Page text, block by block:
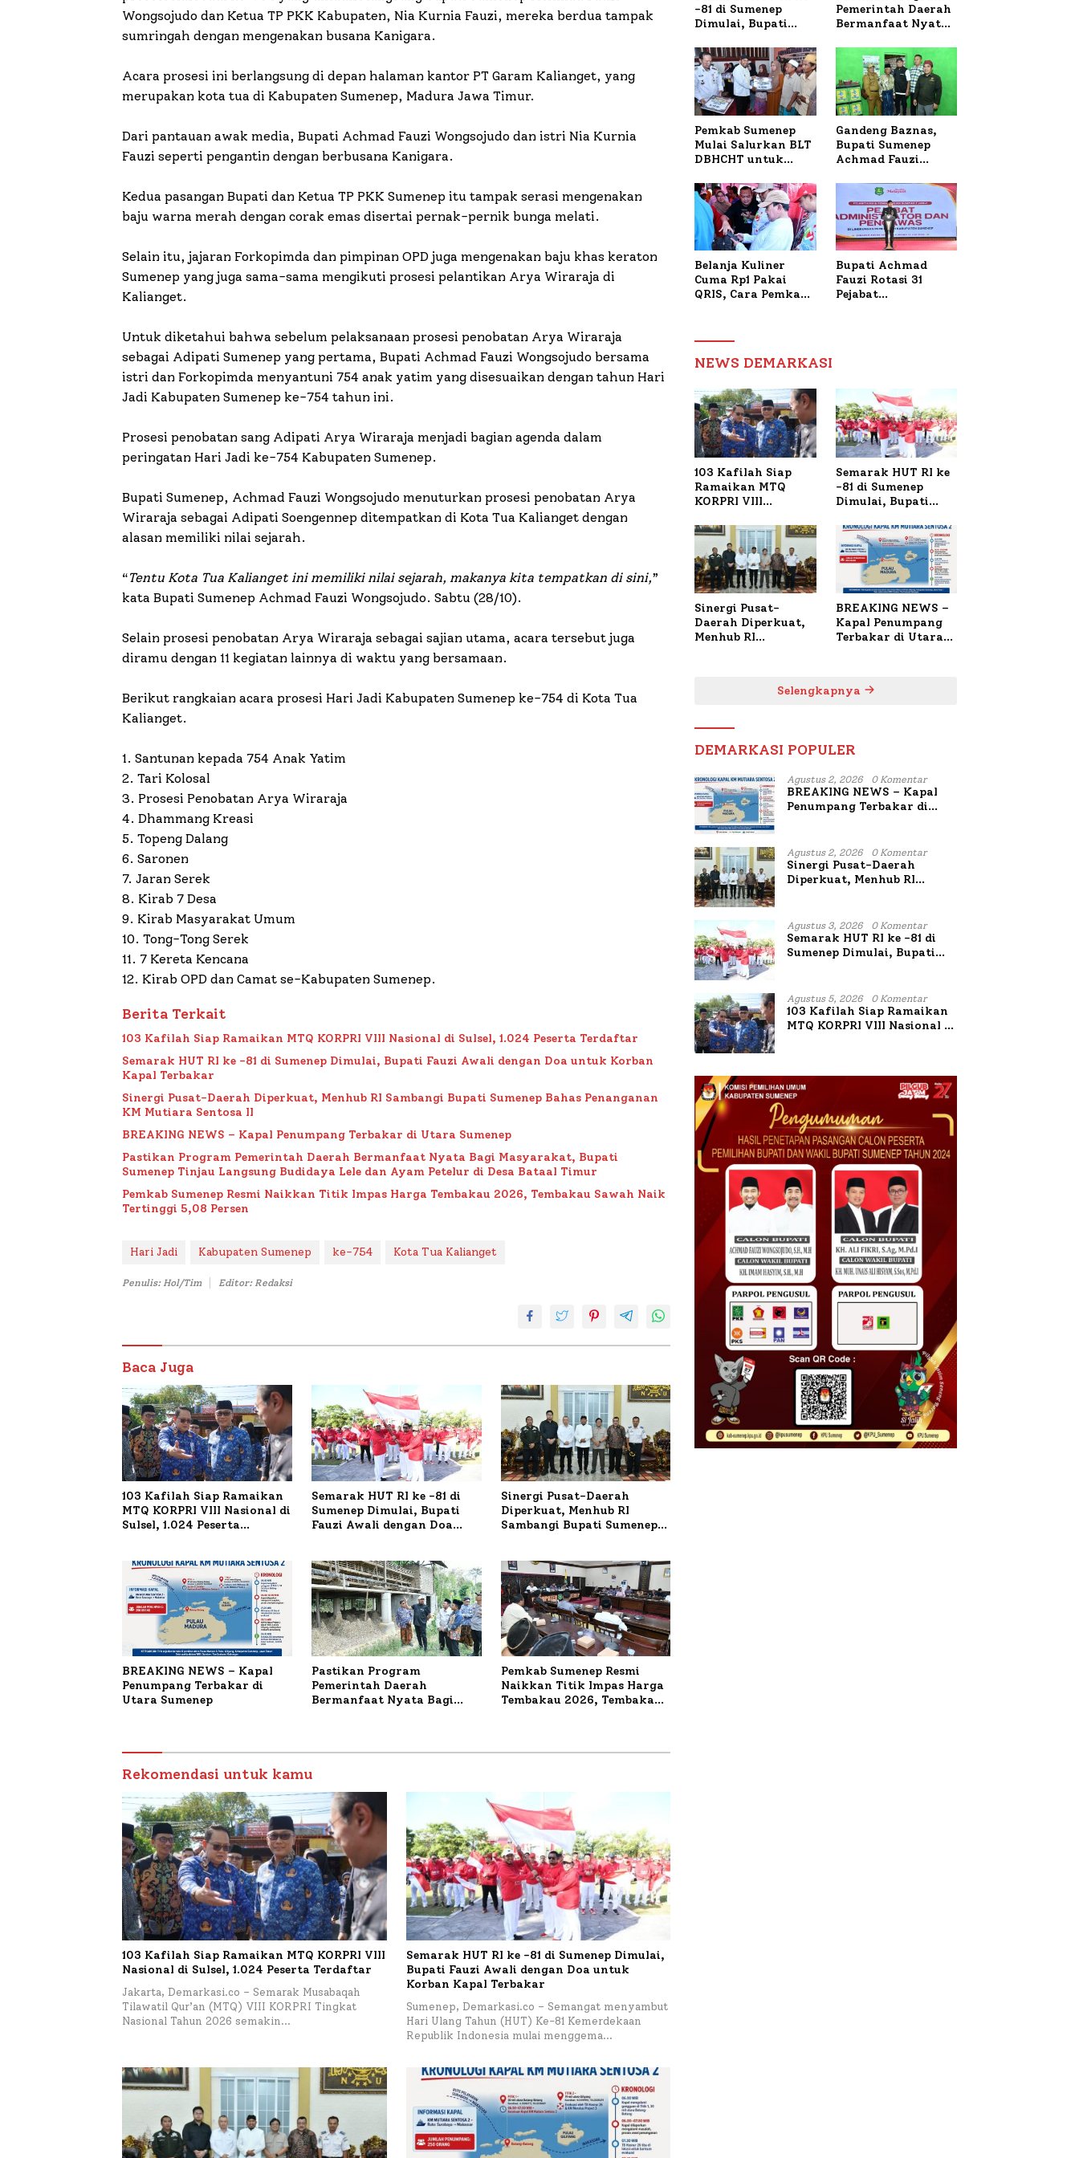
Wongsojudo dan Ketua TP PKK Kabupaten, Nia Kurnia Fauzi, mereka berdua tampak
sumringah dengan mengenakan busana Kanigara.
Acara prosesi ini berlangsung di depan halaman kantor PT Garam Kalianget, yang
merupakan kota tua di Kabupaten Sumenep, Madura Jawa Timur.
Dari pantauan awak media, Bupati Achmad Fauzi Wongsojudo dan istri Nia Kurnia
Fauzi seperti pengantin dengan berbusana Kanigara.
Kedua pasangan Bupati dan Ketua TP PKK Sumenep itu tampak serasi mengenakan
baju warna merah dengan corak emas disertai pernak-pernik bunga melati.
Selain itu, jajaran Forkopimda dan pimpinan OPD juga mengenakan baju khas keraton
Sumenep yang juga sama-sama mengikuti prosesi pelantikan Arya Wiraraja di
Kalianget.
Untuk diketahui bahwa sebelum pelaksanaan prosesi penobatan Arya Wiraraja
sebagai Adipati Sumenep yang pertama, Bupati Achmad Fauzi Wongsojudo bersama
istri dan Forkopimda menyantuni 754 anak yatim yang disesuaikan dengan tahun Hari
Jadi Kabupaten Sumenep ke-754 tahun ini.
Prosesi penobatan sang Adipati Arya Wiraraja menjadi bagian agenda dalam
peringatan Hari Jadi ke-754 Kabupaten Sumenep.
Bupati Sumenep, Achmad Fauzi Wongsojudo menuturkan prosesi penobatan Arya
Wiraraja sebagai Adipati Soengennep ditempatkan di Kota Tua Kalianget dengan
alasan memiliki nilai sejarah.
“Tentu Kota Tua Kalianget ini memiliki nilai sejarah, makanya kita tempatkan di sini,”
kata Bupati Sumenep Achmad Fauzi Wongsojudo. Sabtu (28/10).
Selain prosesi penobatan Arya Wiraraja sebagai sajian utama, acara tersebut juga
diramu dengan 11 kegiatan lainnya di waktu yang bersamaan.
Berikut rangkaian acara prosesi Hari Jadi Kabupaten Sumenep ke-754 di Kota Tua
Kalianget.
1. Santunan kepada 754 Anak Yatim
2. Tari Kolosal
3. Prosesi Penobatan Arya Wiraraja
4. Dhammang Kreasi
5. Topeng Dalang
6. Saronen
7. Jaran Serek
8. Kirab 7 Desa
9. Kirab Masyarakat Umum
10. Tong-Tong Serek
11. 7 Kereta Kencana
12. Kirab OPD dan Camat se-Kabupaten Sumenep.
Berita Terkait
103 Kafilah Siap Ramaikan MTQ KORPRI VIII Nasional di Sulsel, 1.024 Peserta Terdaftar
Semarak HUT RI ke -81 di Sumenep Dimulai, Bupati Fauzi Awali dengan Doa untuk Korban
Kapal Terbakar
Sinergi Pusat-Daerah Diperkuat, Menhub RI Sambangi Bupati Sumenep Bahas Penanganan
KM Mutiara Sentosa II
BREAKING NEWS – Kapal Penumpang Terbakar di Utara Sumenep
Pastikan Program Pemerintah Daerah Bermanfaat Nyata Bagi Masyarakat, Bupati
Sumenep Tinjau Langsung Budidaya Lele dan Ayam Petelur di Desa Bataal Timur
Pemkab Sumenep Resmi Naikkan Titik Impas Harga Tembakau 2026, Tembakau Sawah Naik
Tertinggi 5,08 Persen
Hari Jadi Kabupaten Sumenep ke-754 Kota Tua Kalianget
Penulis: Hol/Tim Editor: Redaksi
Baca Juga
103 Kafilah Siap Ramaikan
MTQ KORPRI VIII Nasional di
Sulsel, 1.024 Peserta
Semarak HUT RI ke -81 di
Sumenep Dimulai, Bupati
Fauzi Awali dengan Doa
Sinergi Pusat-Daerah
Diperkuat, Menhub RI
Sambangi Bupati Sumenep
BREAKING NEWS – Kapal
Penumpang Terbakar di
Utara Sumenep
Pastikan Program
Pemerintah Daerah
Bermanfaat Nyata Bagi
Petelur di Desa Bataal Timur
Pemkab Sumenep Resmi
Naikkan Titik Impas Harga
Tembakau 2026, Tembakau
Rekomendasi untuk kamu
103 Kafilah Siap Ramaikan MTQ KORPRI VIII
Nasional di Sulsel, 1.024 Peserta Terdaftar
Jakarta, Demarkasi.co – Semarak Musabaqah
Tilawatil Qur’an (MTQ) VIII KORPRI Tingkat
Nasional Tahun 2026 semakin…
Semarak HUT RI ke -81 di Sumenep Dimulai,
Bupati Fauzi Awali dengan Doa untuk
Korban Kapal Terbakar
Sumenep, Demarkasi.co – Semangat menyambut
Hari Ulang Tahun (HUT) Ke-81 Kemerdekaan
Republik Indonesia mulai menggema…
-81 di Sumenep
Dimulai, Bupati
Doa untuk Korban
Kapal Terbakar
Pemerintah Daerah
Bermanfaat Nyata
Bupati Sumenep
Tinjau Langsung
Budidaya Lele dan
Ayam Petelur di
Desa Bataal Timur
Pemkab Sumenep
Mulai Salurkan BLT
DBHCHT untuk
Tani Tembakau
Gandeng Baznas,
Bupati Sumenep
Achmad Fauzi
Serahkan Bantuan
Bedah RTLH di Dua
Kecamatan
Belanja Kuliner
Cuma Rp1 Pakai
QRIS, Cara Pemkab
Bupati Achmad
Fauzi Rotasi 31
Pejabat
NEWS DEMARKASI
103 Kafilah Siap
Ramaikan MTQ
KORPRI VIII
1.024 Peserta
Terdaftar
Semarak HUT RI ke
-81 di Sumenep
Dimulai, Bupati
Doa untuk Korban
Kapal Terbakar
Sinergi Pusat-
Daerah Diperkuat,
Menhub RI
Mutiara Sentosa II
BREAKING NEWS –
Kapal Penumpang
Terbakar di Utara
Selengkapnya
DEMARKASI POPULER
Agustus 2, 2026 0 Komentar
BREAKING NEWS – Kapal
Penumpang Terbakar di
Agustus 2, 2026 0 Komentar
Sinergi Pusat-Daerah
Diperkuat, Menhub RI
Mutiara Sentosa II
Agustus 3, 2026 0 Komentar
Semarak HUT RI ke -81 di
Sumenep Dimulai, Bupati
Terbakar
Agustus 5, 2026 0 Komentar
103 Kafilah Siap Ramaikan
MTQ KORPRI VIII Nasional di